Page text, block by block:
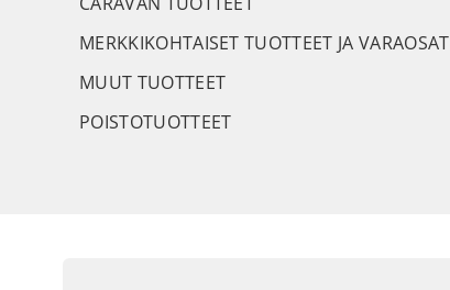
MERKKIKOHTAISET TUOTTEET JA VARAOSAT
MUUT TUOTTEET
POISTOTUOTTEET